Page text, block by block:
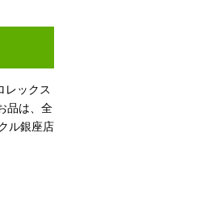
レックス
品は、全
ル銀座店